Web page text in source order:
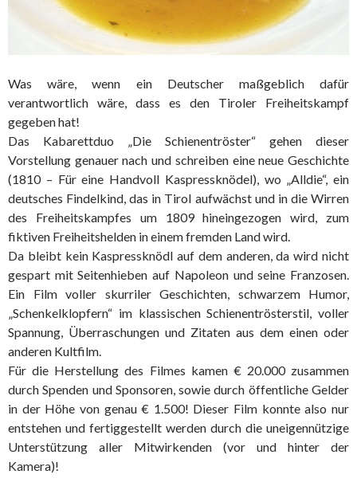
Was wäre, wenn ein Deutscher maßgeblich dafür
verantwortlich wäre, dass es den Tiroler Freiheitskampf
gegeben hat!
Das Kabarettduo „Die Schienentröster“ gehen dieser
Vorstellung genauer nach und schreiben eine neue Geschichte
(1810 – Für eine Handvoll Kaspressknödel), wo „Alldie“, ein
deutsches Findelkind, das in Tirol aufwächst und in die Wirren
des Freiheitskampfes um 1809 hineingezogen wird, zum
fiktiven Freiheitshelden in einem fremden Land wird.
Da bleibt kein Kaspressknödl auf dem anderen, da wird nicht
gespart mit Seitenhieben auf Napoleon und seine Franzosen.
Ein Film voller skurriler Geschichten, schwarzem Humor,
„Schenkelklopfern“ im klassischen Schienentrösterstil, voller
Spannung, Überraschungen und Zitaten aus dem einen oder
anderen Kultfilm.
Für die Herstellung des Filmes kamen € 20.000 zusammen
durch Spenden und Sponsoren, sowie durch öffentliche Gelder
in der Höhe von genau € 1.500! Dieser Film konnte also nur
entstehen und fertiggestellt werden durch die uneigennützige
Unterstützung aller Mitwirkenden (vor und hinter der
Kamera)!